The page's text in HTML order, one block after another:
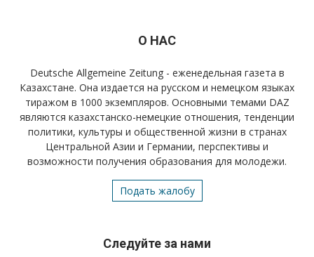
О НАС
Deutsche Allgemeine Zeitung - еженедельная газета в
Казахстане. Она издается на русском и немецком языках
тиражом в 1000 экземпляров. Основными темами DAZ
являются казахстанско-немецкие отношения, тенденции
политики, культуры и общественной жизни в странах
Центральной Азии и Германии, перспективы и
возможности получения образования для молодежи.
Подать жалобу
Следуйте за нами